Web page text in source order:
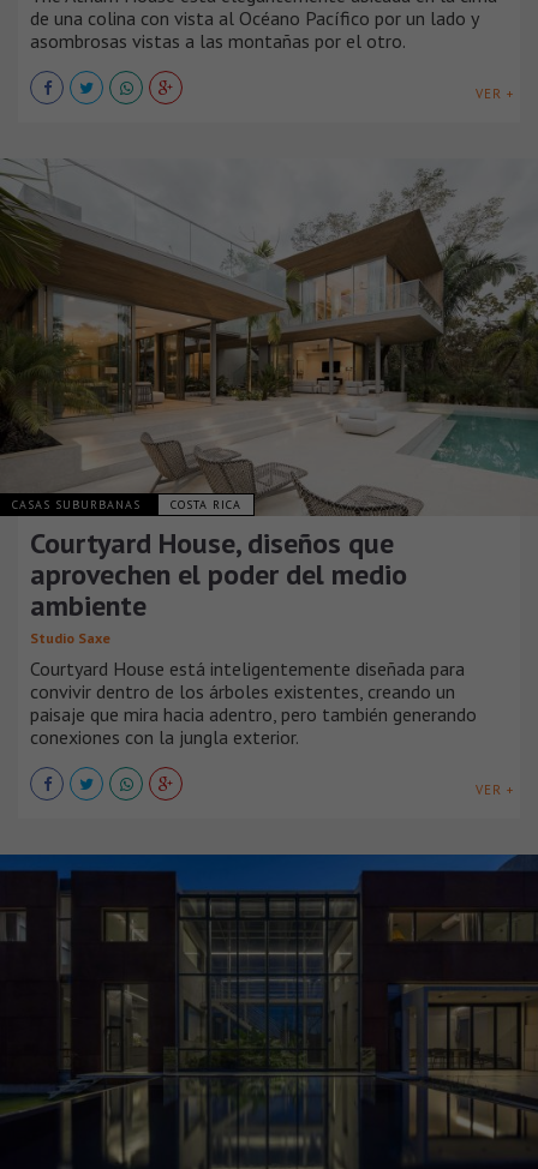
de una colina con vista al Océano Pacífico por un lado y
asombrosas vistas a las montañas por el otro.
VER +
CASAS SUBURBANAS COSTA RICA
Courtyard House, diseños que
aprovechen el poder del medio
ambiente
Studio Saxe
Courtyard House está inteligentemente diseñada para
convivir dentro de los árboles existentes, creando un
paisaje que mira hacia adentro, pero también generando
conexiones con la jungla exterior.
VER +